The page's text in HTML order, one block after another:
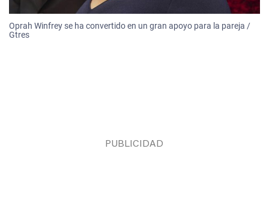
Oprah Winfrey se ha convertido en un gran apoyo para la pareja /
Gtres